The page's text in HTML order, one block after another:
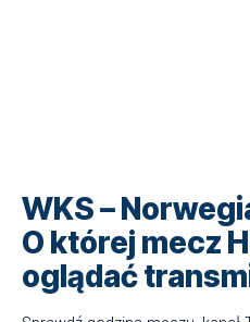
WKS –
O której mecz
oglądać